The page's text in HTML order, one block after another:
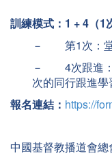
訓練模式：1 + 4 （1
－ 第1次：堂
－ 4次跟進：
次的同行跟進學
報名連結： https://
中國基督教播道會